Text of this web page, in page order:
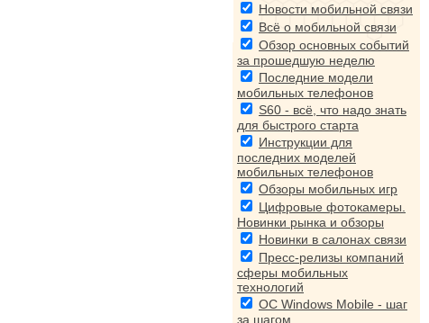
Новости мобильной связи
Всё о мобильной связи
Обзор основных событий
за прошедшую неделю
Последние модели
мобильных телефонов
S60 - всё, что надо знать
для быстрого старта
Инструкции для
последних моделей
мобильных телефонов
Обзоры мобильных игр
Цифровые фотокамеры.
Новинки рынка и обзоры
Новинки в салонах связи
Пресс-релизы компаний
сферы мобильных
технологий
ОС Windows Mobile - шаг
за шагом